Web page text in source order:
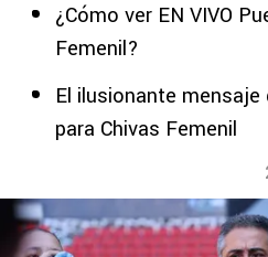
¿Cómo ver EN VIVO
Femenil?
El ilusionante
para Chivas Femenil